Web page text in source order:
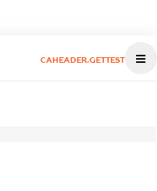
CAHEADER.GETTEST